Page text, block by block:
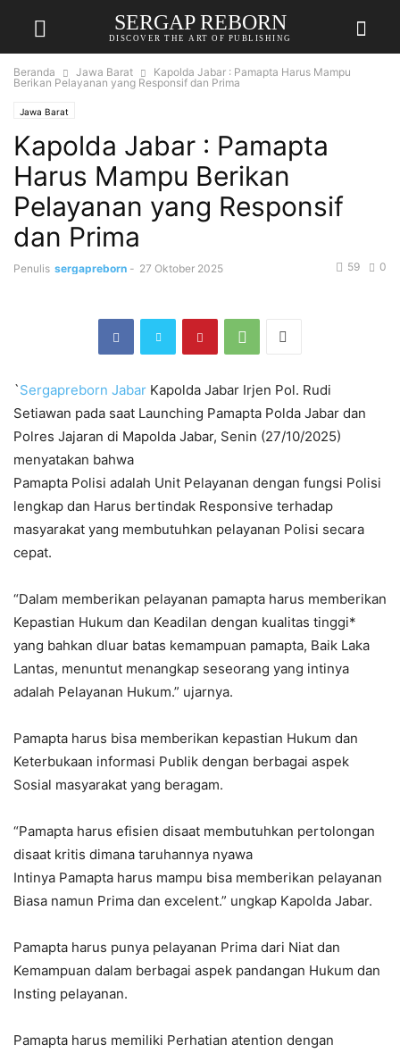
SERGAP REBORN
DISCOVER THE ART OF PUBLISHING
Beranda Jawa Barat
Kapolda Jabar : Pamapta Harus Mampu
Berikan Pelayanan yang Responsif dan Prima
Jawa Barat
Kapolda Jabar : Pamapta
Harus Mampu Berikan
Pelayanan yang Responsif
dan Prima
Penulis sergapreborn - 27 Oktober 2025 0
59
`Sergapreborn Jabar Kapolda Jabar Irjen Pol. Rudi
Setiawan pada saat Launching Pamapta Polda Jabar dan
Polres Jajaran di Mapolda Jabar, Senin (27/10/2025)
menyatakan bahwa
Pamapta Polisi adalah Unit Pelayanan dengan fungsi Polisi
lengkap dan Harus bertindak Responsive terhadap
masyarakat yang membutuhkan pelayanan Polisi secara
cepat.
“Dalam memberikan pelayanan pamapta harus memberikan
Kepastian Hukum dan Keadilan dengan kualitas tinggi*
yang bahkan dluar batas kemampuan pamapta, Baik Laka
Lantas, menuntut menangkap seseorang yang intinya
adalah Pelayanan Hukum.” ujarnya.
Pamapta harus bisa memberikan kepastian Hukum dan
Keterbukaan informasi Publik dengan berbagai aspek
Sosial masyarakat yang beragam.
“Pamapta harus efisien disaat membutuhkan pertolongan
disaat kritis dimana taruhannya nyawa
Intinya Pamapta harus mampu bisa memberikan pelayanan
Biasa namun Prima dan excelent.” ungkap Kapolda Jabar.
Pamapta harus punya pelayanan Prima dari Niat dan
Kemampuan dalam berbagai aspek pandangan Hukum dan
Insting pelayanan.
Pamapta harus memiliki Perhatian atention dengan